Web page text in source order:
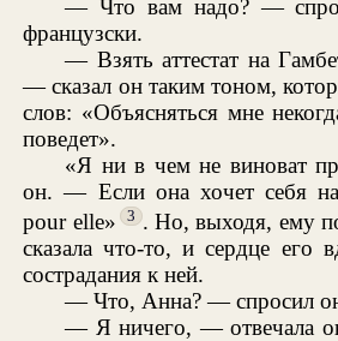
— Что вам надо? —
французски.
— Взять аттестат на
— сказал он таким тоном,
слов: «Объясняться мне
поведет».
«Я ни в чем не виноват
он. — Если она хочет себя
pour elle»
3 . Но, выходя, ему
сказала что-то, и сердце его
сострадания к ней.
— Что, Анна? — спросил
— Я ничего, — отвечала